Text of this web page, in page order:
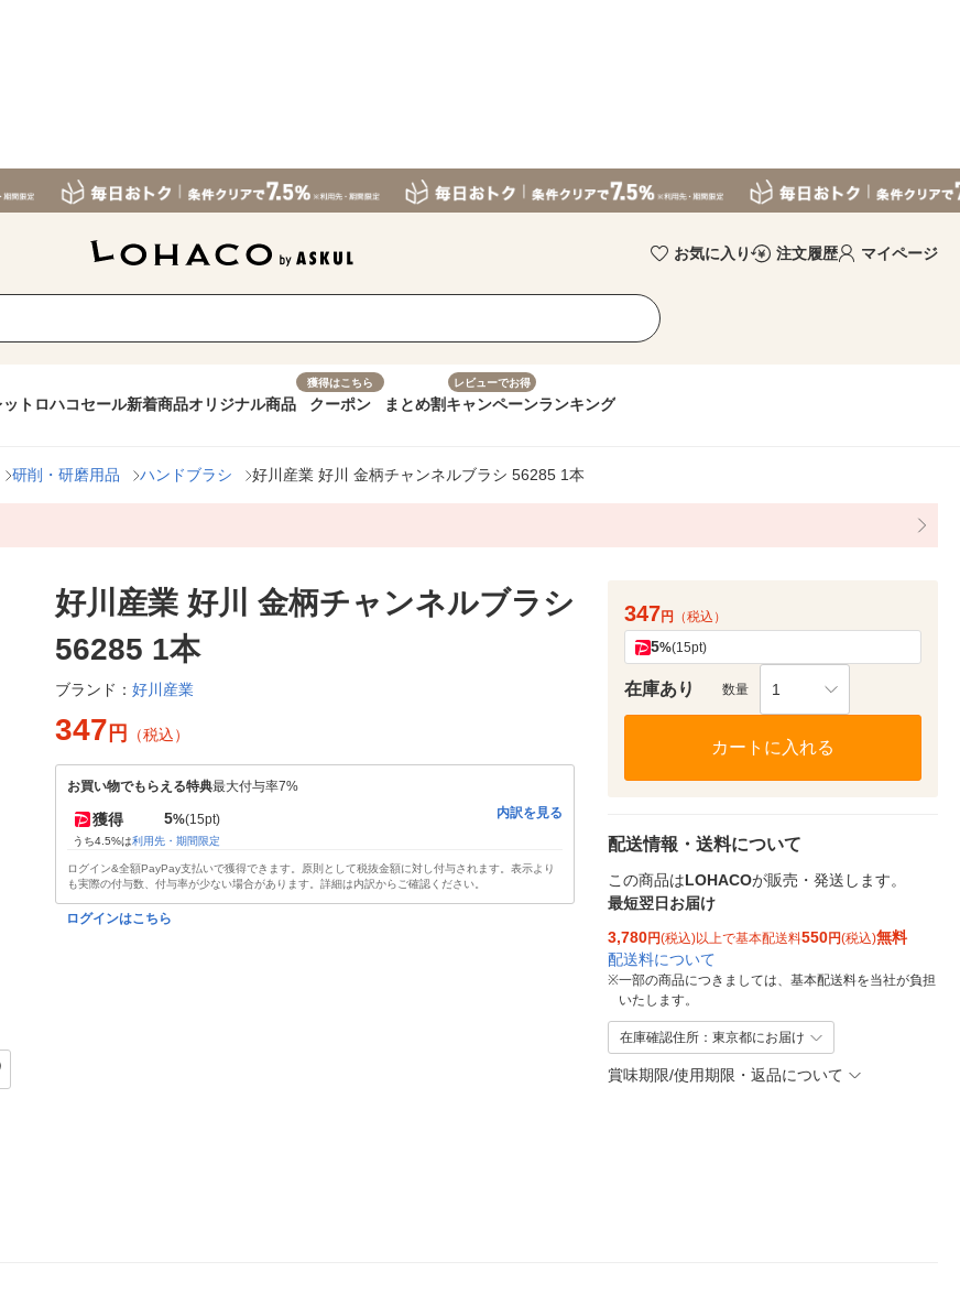
お気に入り 注文履歴 マイページ
ト ロハコセール新着商品オリジナル商品
獲得はこちら
クーポン まとめ割
レビューでお得
キャンペーンランキング
研削・研磨用品 ハンドブラシ 好川産業 好川 金柄チャンネルブラシ 56285 1本
好川産業 好川 金柄チャンネルブラシ
56285 1本
ブランド： 好川産業
347 円 （税込）
お買い物でもらえる特典最大付与率7%
獲得 5%(15pt)
うち4.5%は利用先・期間限定
内訳を見る
ログイン&全額PayPay支払いで獲得できます。原則として税抜金額に対し付与されます。表示より
も実際の付与数、付与率が少ない場合があります。詳細は内訳からご確認ください。
ログインはこちら
347円 （税込）
5%(15pt)
在庫あり 数量 1
カートに入れる
配送情報・送料について
この商品はLOHACOが販売・発送します。
最短翌日お届け
3,780円(税込)以上で基本配送料550円(税込)無料
配送料について
※一部の商品につきましては、基本配送料を当社が負担
いたします。
在庫確認住所：東京都にお届け
賞味期限/使用期限・返品について